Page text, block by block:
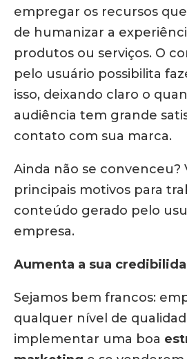
empregar os recursos
de humanizar a
produtos ou serviços. O
pelo usuário possibilita
isso, deixando claro o
audiência tem grande
contato com sua marca.
Ainda não se convenceu?
principais motivos para
conteúdo gerado pelo
empresa.
Aumenta a sua
Sejamos bem francos:
qualquer nível de
implementar uma boa